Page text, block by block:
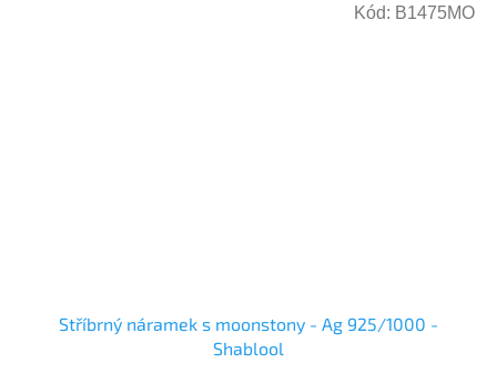
Stříbrný náramek s moonstony - Ag 925/1000 -
Shablool
Kód: B1475MO